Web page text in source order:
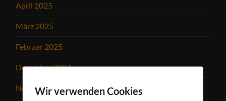
April 2025
März 2025
Februar 2025
Dezember 2024
November 2024
Wir verwenden Cookies